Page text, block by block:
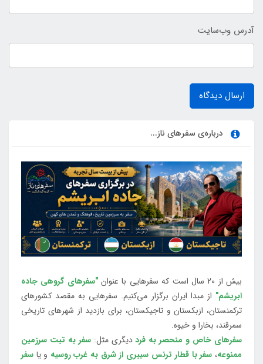
آدرس وب‌سایت
ارسال دیدگاه
درباره‌ی سفرهای ناز...
بیش از 20 سال است که سفرهایی با عنوان
"سفرهای گروهی جاده
ابریشم" از مبدا ایران برگزار می‌کنیم. سفرهایی به مقصد کشورهای
ترکمنستان، ازبکستان و تاجیکستان، برای بازدید از شهرهای تاریخی
سمرقند، بخارا و خیوه.
سفرهای خاص و منحصر به فرددیگری مثل:سفر به تبت سرزمین
ممنوعه، سفر با قطار ترنس سیبری از شرق به غرب روسیه و یا سفر